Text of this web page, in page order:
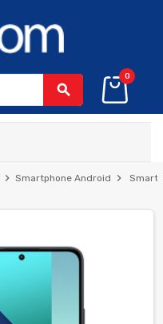
search
0
chevron_right Smartphone Android chevron_right